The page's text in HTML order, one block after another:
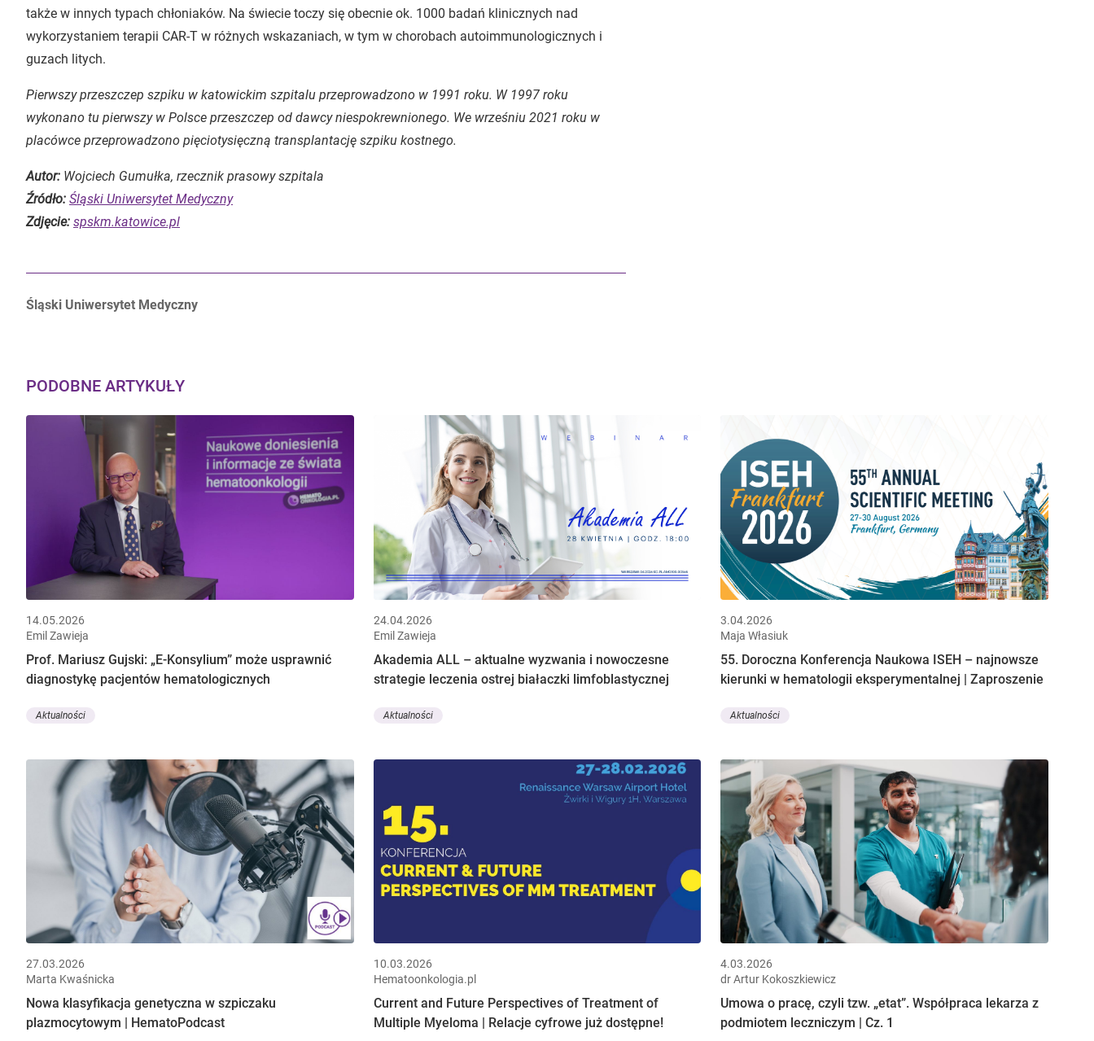
także w innych typach chłoniaków. Na świecie toczy się obecnie ok. 1000 badań klinicznych nad
wykorzystaniem terapii CAR-T w różnych wskazaniach, w tym w chorobach autoimmunologicznych i
guzach litych.
Pierwszy przeszczep szpiku w katowickim szpitalu przeprowadzono w 1991 roku. W 1997 roku
wykonano tu pierwszy w Polsce przeszczep od dawcy niespokrewnionego. We wrześniu 2021 roku w
placówce przeprowadzono pięciotysięczną transplantację szpiku kostnego.
Autor: Wojciech Gumułka, rzecznik prasowy szpitala
Źródło: Śląski Uniwersytet Medyczny
Zdjęcie: spskm.katowice.pl
Autorzy:
Śląski Uniwersytet Medyczny
PODOBNE ARTYKUŁY
14.05.2026
Emil Zawieja
Prof. Mariusz Gujski: „E-Konsylium” może usprawnić
diagnostykę pacjentów hematologicznych
Aktualności
24.04.2026
Emil Zawieja
Akademia ALL – aktualne wyzwania i nowoczesne
strategie leczenia ostrej białaczki limfoblastycznej
Aktualności
3.04.2026
Maja Własiuk
55. Doroczna Konferencja Naukowa ISEH – najnowsze
kierunki w hematologii eksperymentalnej | Zaproszenie
Aktualności
27.03.2026
Marta Kwaśnicka
Nowa klasyfikacja genetyczna w szpiczaku
plazmocytowym | HematoPodcast
10.03.2026
Hematoonkologia.pl
Current and Future Perspectives of Treatment of
Multiple Myeloma | Relacje cyfrowe już dostępne!
4.03.2026
dr Artur Kokoszkiewicz
Umowa o pracę, czyli tzw. „etat”. Współpraca lekarza z
podmiotem leczniczym | Cz. 1